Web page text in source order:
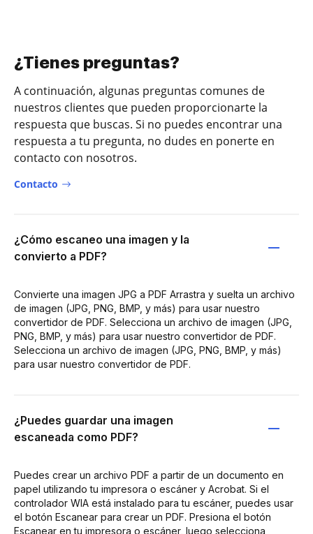
¿Tienes preguntas?
A continuación, algunas preguntas comunes de
nuestros clientes que pueden proporcionarte la
respuesta que buscas. Si no puedes encontrar una
respuesta a tu pregunta, no dudes en ponerte en
contacto con nosotros.
Contacto
¿Cómo escaneo una imagen y la
convierto a PDF?
Convierte una imagen JPG a PDF Arrastra y suelta un archivo
de imagen (JPG, PNG, BMP, y más) para usar nuestro
convertidor de PDF. Selecciona un archivo de imagen (JPG,
PNG, BMP, y más) para usar nuestro convertidor de PDF.
Selecciona un archivo de imagen (JPG, PNG, BMP, y más)
para usar nuestro convertidor de PDF.
¿Puedes guardar una imagen
escaneada como PDF?
Puedes crear un archivo PDF a partir de un documento en
papel utilizando tu impresora o escáner y Acrobat. Si el
controlador WIA está instalado para tu escáner, puedes usar
el botón Escanear para crear un PDF. Presiona el botón
Escanear en tu impresora o escáner, luego selecciona